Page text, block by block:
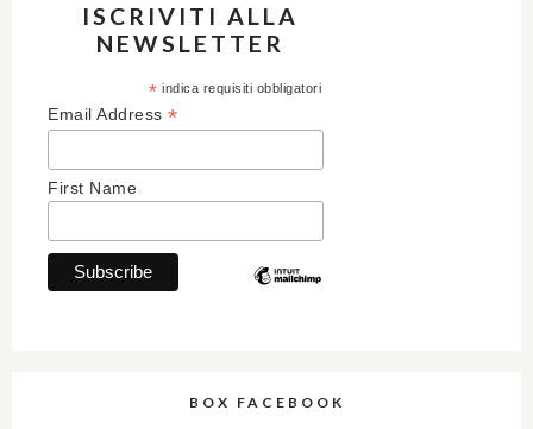
ISCRIVITI ALLA
NEWSLETTER
* indica requisiti obbligatori
Email Address *
First Name
BOX FACEBOOK